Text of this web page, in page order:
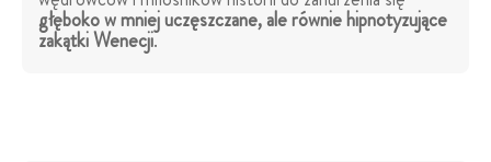
głęboko w mniej uczęszczane, ale równie hipnotyzujące
zakątki Wenecji.